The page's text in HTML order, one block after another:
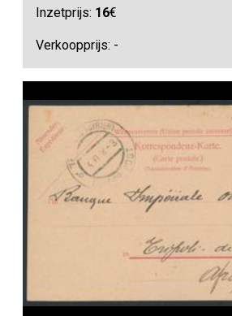
Inzetprijs: 16€
Verkoopprijs: -